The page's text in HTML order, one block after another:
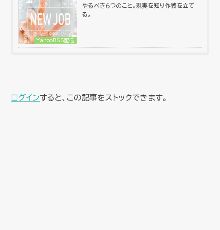
YahooRSS配信
やるべき６つのこと。現実を知り作戦を立て
る。
ログインすると、この記事をストックできます。